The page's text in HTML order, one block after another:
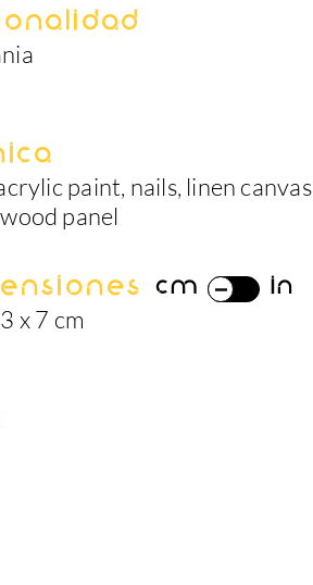
paint, nails, linen canvas
panel
cm in
x 7 cm